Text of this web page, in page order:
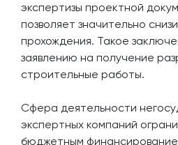
экспертизы проектной
позволяет значительно
прохождения. Такое
заявлению на получение
строительные работы.
Сфера деятельности
экспертных компаний
бюджетным